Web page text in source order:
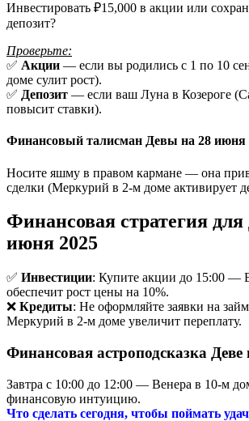
Инвестировать ₽15,000 в акции или
депозит?
Проверьте:
✅ Акции — если вы родились с 1 по 10
доме сулит рост).
✅ Депозит — если ваш Луна в Козероге
повысит ставки).
Финансовый талисман Девы на 28 июня
Носите яшму в правом кармане — она
сделки (Меркурий в 2-м доме активирует
Финансовая стратегия
июня 2025
✅ Инвестиции: Купите акции до 15:00 —
обеспечит рост цены на 10%.
❌ Кредиты: Не оформляйте заявки на
Меркурий в 2-м доме увеличит переплату.
Финансовая астроподсказка Деве
Завтра с 10:00 до 12:00 — Венера в 10-м
финансовую интуицию.
Что сделать сегодня, чтобы поймать